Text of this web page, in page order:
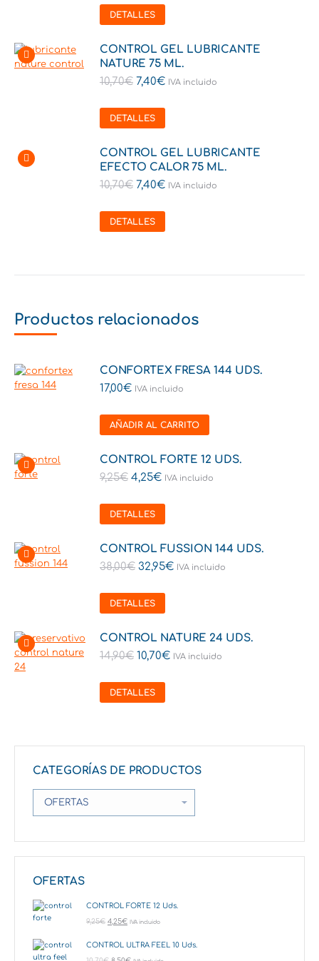
DETALLES
CONTROL GEL LUBRICANTE
NATURE 75 ML.
10,70€ 7,40€ IVA incluido
DETALLES
CONTROL GEL LUBRICANTE
EFECTO CALOR 75 ML.
10,70€ 7,40€ IVA incluido
DETALLES
Productos relacionados
CONFORTEX FRESA 144 UDS.
17,00€ IVA incluido
AÑADIR AL CARRITO
CONTROL FORTE 12 UDS.
9,25€ 4,25€ IVA incluido
DETALLES
CONTROL FUSSION 144 UDS.
38,00€ 32,95€ IVA incluido
DETALLES
CONTROL NATURE 24 UDS.
14,90€ 10,70€ IVA incluido
DETALLES
CATEGORÍAS DE PRODUCTOS
OFERTAS
CONTROL FORTE 12 Uds.
9,25€ 4,25€ IVA incluido
CONTROL ULTRA FEEL 10 Uds.